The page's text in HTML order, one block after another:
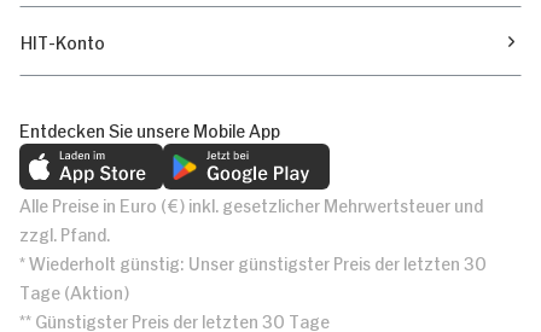
HIT-Konto
Entdecken Sie unsere Mobile App
Alle Preise in Euro (€) inkl. gesetzlicher Mehrwertsteuer und
zzgl. Pfand.
* Wiederholt günstig: Unser günstigster Preis der letzten 30
Tage (Aktion)
** Günstigster Preis der letzten 30 Tage